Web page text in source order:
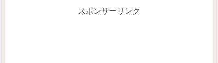
スポンサーリンク